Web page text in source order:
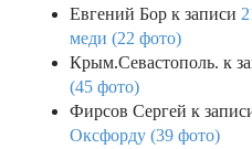
Евгений Бор к записи
меди (22 фото)
Крым.Севастополь. к
(45 фото)
Фирсов Сергей к
Оксфорду (39 фото)